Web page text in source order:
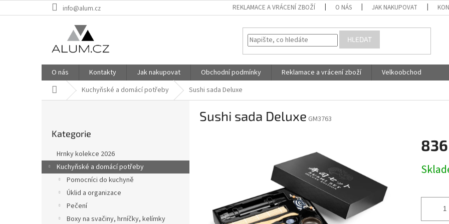
na
info@alum.cz REKLAMACE A VRÁCENÍ ZBOŽÍ O NÁS JAK NAKUPOVAT
HLEDAT
O nás Kontakty Jak nakupovat Obchodní podmínky Reklamace a vrácení zboží
Velkoobchod
Domů Kuchyňské a domácí potřeby Sushi sada Deluxe
a
n
kategorie
Kategorie
Hrnky kolekce 2026
Kuchyňské a domácí potřeby
Pomocníci do kuchyně
Úklid a organizace
Pečení
Boxy na svačiny, hrníčky, kelímky
Sushi sada Deluxe GM3763
cena: